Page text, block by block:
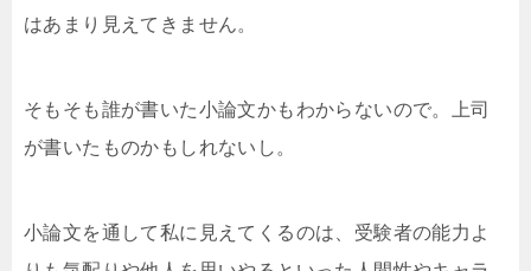
はあまり見えてきません。
そもそも誰が書いた小論文かもわからないので。上司
が書いたものかもしれないし。
小論文を通して私に見えてくるのは、受験者の能力よ